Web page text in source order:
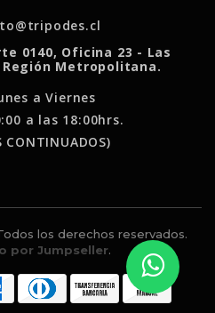
0140, Oficina 23 - Las
Metropolitana.
a Viernes
a las 18:00hrs.
los derechos reservados.
por Jumpseller.